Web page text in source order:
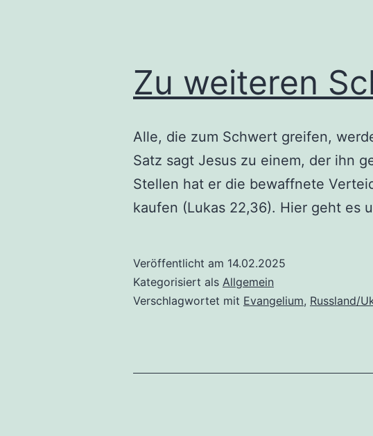
Zu weiteren
Alle, die zum Schwert greifen,
Satz sagt Jesus zu einem, der ihn
Stellen hat er die bewaffnete
kaufen (Lukas 22,36). Hier geht es
Veröffentlicht am 14.02.2025
Kategorisiert als Allgemein
Verschlagwortet mit Evangelium, Russland/